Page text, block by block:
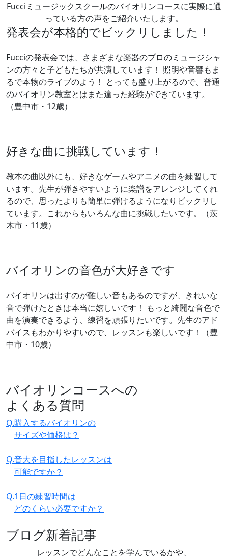
Fucciミュージックスクールのバイオリンコースに実際に通
っている方の声をご紹介いたします。
発表会が本格的でビックリしました！
Fucciの発表会では、さまざまな楽器のプロのミュージシャ
ンの方々と子どもたちが共演しています！ 照明や音響もま
るで本物のライブのよう！ とっても盛り上がるので、普通
のバイオリン教室とはまた違った経験ができています。
（豊中市・12歳）
好きな曲に挑戦しています！
教本の曲以外にも、好きなゲームやアニメの曲を練習して
います。先生が弾きやすいように楽譜をアレンジしてくれ
るので、思ったよりも簡単に弾けるようになりビックリし
ています。これからもいろんな曲に挑戦したいです。（茨
木市・11歳）
バイオリンの音色が大好きです
バイオリンは出すのが難しい音もあるのですが、きれいな
音で弾けたときは本当に嬉しいです！ もっと綺麗な音色で
曲を演奏できるよう、練習を頑張りたいです。先生のアド
バイスもわかりやすいので、レッスンも楽しいです！（豊
中市・10歳）
バイオリンコースへの
よくある質問
Q.購入するバイオリンの
サイズや価格は？
Q.音大を目指したレッスンは
可能ですか？
Q.1日の練習時間は
どのくらい必要ですか？
ブログ新着記事
レッスンでどんなことを学んでいるかや、